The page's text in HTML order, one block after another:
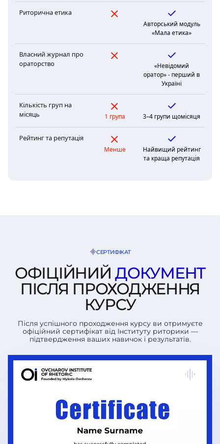
Риторична етика
Авторський модуль
«Мала етика»
Власний журнал про
ораторство
«Невідомий
оратор» - перший в
Україні
Кількість груп на
місяць
1 група 3–4 групи щомісяця
Рейтинг та репутація
Менше
Найвищий рейтинг
та краща репутація
СЕРТИФІКАТ
ОФІЦІЙНИЙ ДОКУМЕНТ
ПІСЛЯ ПРОХОДЖЕННЯ
КУРСУ
Після успішного проходження курсу ви отримуєте
офіційний сертифікат від Інституту риторики —
підтвердження ваших навичок і результатів.